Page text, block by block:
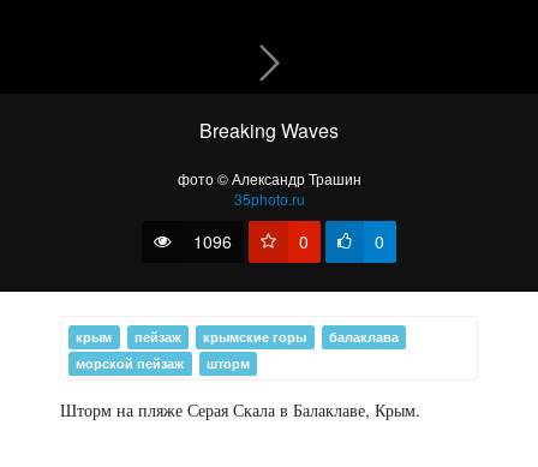
Картинка о южном береге..
фото © Александр Трашин
35photo.ru
Breaking Waves
1096 0 0
крым пейзаж крымские горы
балаклава
морской пейзаж
шторм
Шторм на пляже Серая Скала в Балаклаве, Крым.